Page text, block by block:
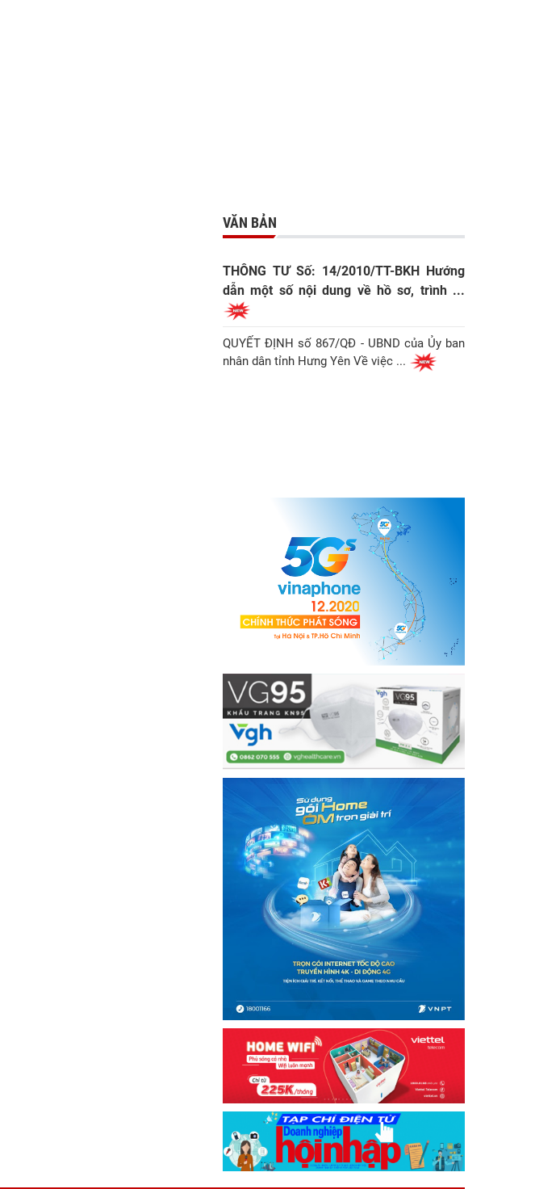
VĂN BẢN
THÔNG TƯ Số: 14/2010/TT-BKH Hướng
dẫn một số nội dung về hồ sơ, trình ...
QUYẾT ĐỊNH số 867/QĐ - UBND của Ủy ban
nhân dân tỉnh Hưng Yên Về việc ...